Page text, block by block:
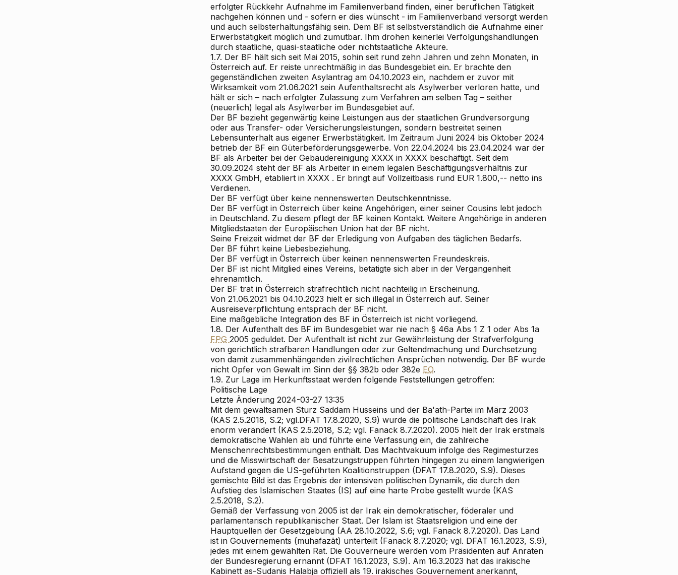
erfolgter Rückkehr Aufnahme im Familienverband finden, einer beruflichen Tätigkeit
nachgehen können und - sofern er dies wünscht - im Familienverband versorgt werden
und auch selbsterhaltungsfähig sein. Dem BF ist selbstverständlich die Aufnahme einer
Erwerbstätigkeit möglich und zumutbar. Ihm drohen keinerlei Verfolgungshandlungen
durch staatliche, quasi-staatliche oder nichtstaatliche Akteure.
1.7. Der BF hält sich seit Mai 2015, sohin seit rund zehn Jahren und zehn Monaten, in
Österreich auf. Er reiste unrechtmäßig in das Bundesgebiet ein. Er brachte den
gegenständlichen zweiten Asylantrag am 04.10.2023 ein, nachdem er zuvor mit
Wirksamkeit vom 21.06.2021 sein Aufenthaltsrecht als Asylwerber verloren hatte, und
hält er sich – nach erfolgter Zulassung zum Verfahren am selben Tag – seither
(neuerlich) legal als Asylwerber im Bundesgebiet auf.
Der BF bezieht gegenwärtig keine Leistungen aus der staatlichen Grundversorgung
oder aus Transfer- oder Versicherungsleistungen, sondern bestreitet seinen
Lebensunterhalt aus eigener Erwerbstätigkeit. Im Zeitraum Juni 2024 bis Oktober 2024
betrieb der BF ein Güterbeförderungsgewerbe. Von 22.04.2024 bis 23.04.2024 war der
BF als Arbeiter bei der Gebäudereinigung XXXX in XXXX beschäftigt. Seit dem
30.09.2024 steht der BF als Arbeiter in einem legalen Beschäftigungsverhältnis zur
XXXX GmbH, etabliert in XXXX . Er bringt auf Vollzeitbasis rund EUR 1.800,-- netto ins
Verdienen.
Der BF verfügt über keine nennenswerten Deutschkenntnisse.
Der BF verfügt in Österreich über keine Angehörigen, einer seiner Cousins lebt jedoch
in Deutschland. Zu diesem pflegt der BF keinen Kontakt. Weitere Angehörige in anderen
Mitgliedstaaten der Europäischen Union hat der BF nicht.
Seine Freizeit widmet der BF der Erledigung von Aufgaben des täglichen Bedarfs.
Der BF führt keine Liebesbeziehung.
Der BF verfügt in Österreich über keinen nennenswerten Freundeskreis.
Der BF ist nicht Mitglied eines Vereins, betätigte sich aber in der Vergangenheit
ehrenamtlich.
Der BF trat in Österreich strafrechtlich nicht nachteilig in Erscheinung.
Von 21.06.2021 bis 04.10.2023 hielt er sich illegal in Österreich auf. Seiner
Ausreiseverpflichtung entsprach der BF nicht.
Eine maßgebliche Integration des BF in Österreich ist nicht vorliegend.
1.8. Der Aufenthalt des BF im Bundesgebiet war nie nach § 46a Abs 1 Z 1 oder Abs 1a
FPG 2005 geduldet. Der Aufenthalt ist nicht zur Gewährleistung der Strafverfolgung
von gerichtlich strafbaren Handlungen oder zur Geltendmachung und Durchsetzung
von damit zusammenhängenden zivilrechtlichen Ansprüchen notwendig. Der BF wurde
nicht Opfer von Gewalt im Sinn der §§ 382b oder 382e EO.
1.9. Zur Lage im Herkunftsstaat werden folgende Feststellungen getroffen:
Politische Lage
Letzte Änderung 2024-03-27 13:35
Mit dem gewaltsamen Sturz Saddam Husseins und der Ba'ath-Partei im März 2003
(KAS 2.5.2018, S.2; vgl.DFAT 17.8.2020, S.9) wurde die politische Landschaft des Irak
enorm verändert (KAS 2.5.2018, S.2; vgl. Fanack 8.7.2020). 2005 hielt der Irak erstmals
demokratische Wahlen ab und führte eine Verfassung ein, die zahlreiche
Menschenrechtsbestimmungen enthält. Das Machtvakuum infolge des Regimesturzes
und die Misswirtschaft der Besatzungstruppen führten hingegen zu einem langwierigen
Aufstand gegen die US-geführten Koalitionstruppen (DFAT 17.8.2020, S.9). Dieses
gemischte Bild ist das Ergebnis der intensiven politischen Dynamik, die durch den
Aufstieg des Islamischen Staates (IS) auf eine harte Probe gestellt wurde (KAS
2.5.2018, S.2).
Gemäß der Verfassung von 2005 ist der Irak ein demokratischer, föderaler und
parlamentarisch republikanischer Staat. Der Islam ist Staatsreligion und eine der
Hauptquellen der Gesetzgebung (AA 28.10.2022, S.6; vgl. Fanack 8.7.2020). Das Land
ist in Gouvernements (muhafazāt) unterteilt (Fanack 8.7.2020; vgl. DFAT 16.1.2023, S.9),
jedes mit einem gewählten Rat. Die Gouverneure werden vom Präsidenten auf Anraten
der Bundesregierung ernannt (DFAT 16.1.2023, S.9). Am 16.3.2023 hat das irakische
Kabinett as-Sudanis Halabja offiziell als 19. irakisches Gouvernement anerkannt,